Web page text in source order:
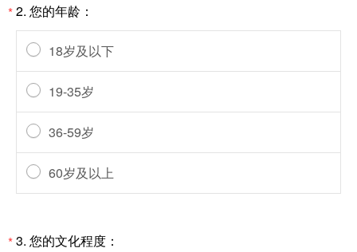
*2. 您的年龄：
18岁及以下
19-35岁
36-59岁
60岁及以上
*3. 您的文化程度：